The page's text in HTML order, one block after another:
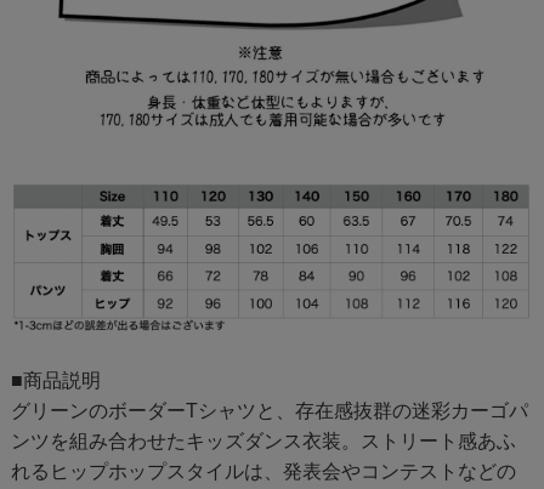
■商品説明
グリーンのボーダーTシャツと、存在感抜群の迷彩カーゴパ
ンツを組み合わせたキッズダンス衣装。ストリート感あふ
れるヒップホップスタイルは、発表会やコンテストなどの